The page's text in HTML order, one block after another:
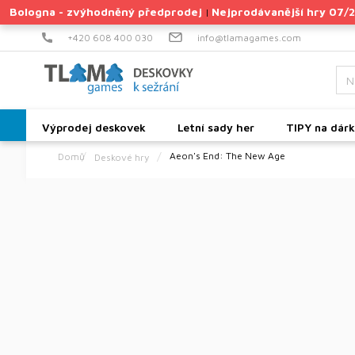
Přejít
na
Bologna - zvýhodněný předprodej | Nejprodávanější hry 07/
+420 608 400 030 info@tlamagames.com
Výprodej deskovek Letní sady her TIPY na
DomůDeskové hry Aeon's End: The New Age